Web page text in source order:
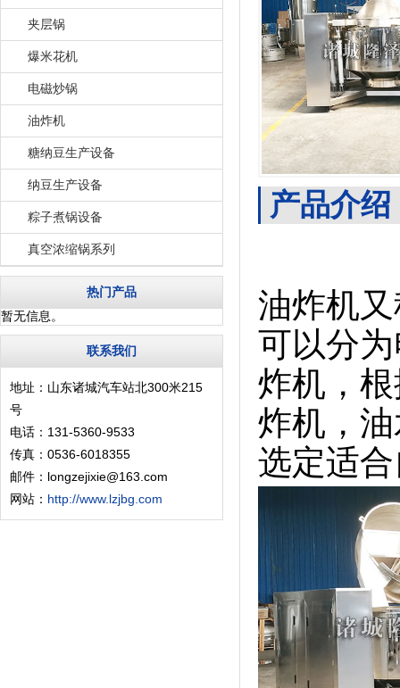
夹层锅
爆米花机
电磁炒锅
油炸机
糖纳豆生产设备
纳豆生产设备
粽子煮锅设备
真空浓缩锅系列
热门产品
暂无信息。
联系我们
地址：山东诸城汽车站北300米215
号
电话：131-5360-9533
传真：0536-6018355
邮件：longzejixie@163.com
网站： http://www.lzjbg.com
产品介绍
油炸机
可以分
炸机，
炸机，
选定适